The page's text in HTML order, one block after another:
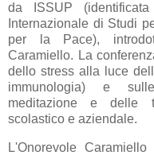
da ISSUP
Internazionale di Studi
per la Pace),
Caramiello. La
dello stress alla luce
immunologia) e
meditazione e delle
scolastico e aziendale.
L'Onorevole